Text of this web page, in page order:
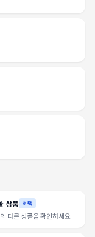
상품 혜택
다른 상품을 확인하세요